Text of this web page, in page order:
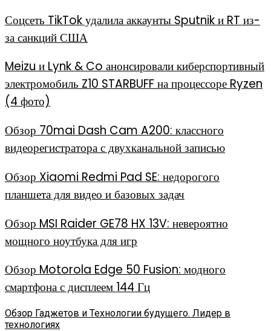
Соцсеть TikTok удалила аккаунты Sputnik и RT из-
за санкций США
Meizu и Lynk & Co анонсировали киберспортивный
электромобиль Z10 STARBUFF на процессоре Ryzen
(4 фото)
Обзор 70mai Dash Cam A200: классного
видеорегистратора с двухканальной записью
Обзор Xiaomi Redmi Pad SE: недорогого
планшета для видео и базовых задач
Обзор MSI Raider GE78 HX 13V: невероятно
мощного ноутбука для игр
Обзор Motorola Edge 50 Fusion: модного
смартфона с дисплеем 144 Гц
Обзор Гаджетов и Технологии будущего. Лидер в
технологиях